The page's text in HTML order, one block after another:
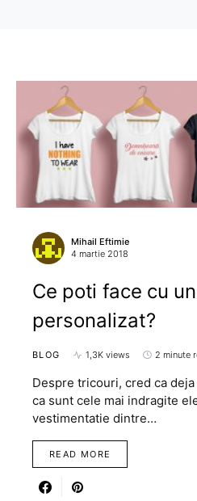
Mihail Eftimie
4 martie 2018
Ce poti face cu
personalizat?
BLOG 1,3K views 2 minute
Despre tricouri, cred ca
ca sunt cele mai indragite
vestimentatie dintre…
READ MORE